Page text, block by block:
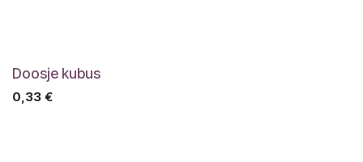
Doosje kubus
0,33 €